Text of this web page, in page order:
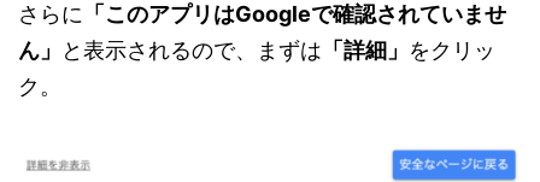
さらに 「このアプリはGoogleで確認されていませ
ん」
と表示されるので、まずは 「詳細」 をクリッ
ク。